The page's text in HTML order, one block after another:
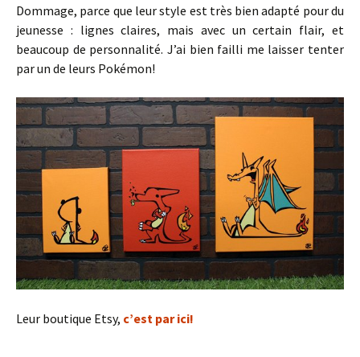
Dommage, parce que leur style est très bien adapté pour du
jeunesse : lignes claires, mais avec un certain flair, et
beaucoup de personnalité. J’ai bien failli me laisser tenter
par un de leurs Pokémon!
Leur boutique Etsy, c’est par ici!